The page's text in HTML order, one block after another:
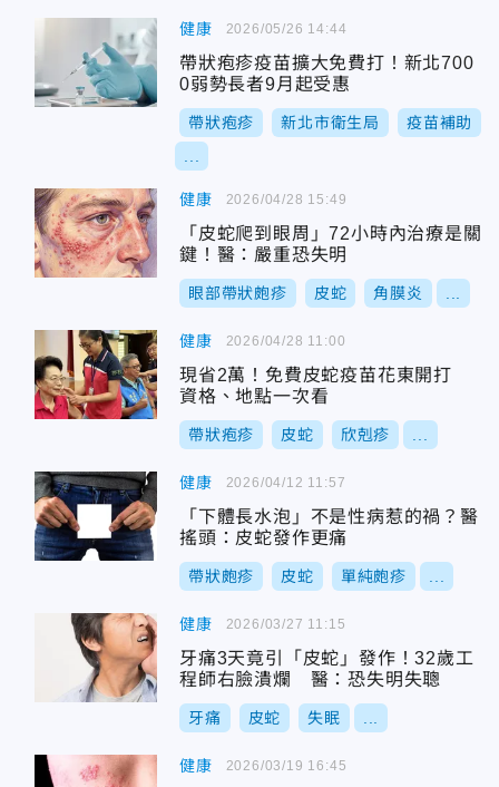
健康
帶狀疱疹疫苗擴大免費打！新北700
0弱勢長者9月起受惠
帶狀疱疹 新北市衛生局 疫苗補助
2026/05/26 14:44
健康
「皮蛇爬到眼周」72小時內治療是關
鍵！醫：嚴重恐失明
眼部帶狀皰疹 皮蛇 角膜炎
2026/04/28 15:49
健康
現省2萬！免費皮蛇疫苗花東開打
資格、地點一次看
帶狀疱疹 皮蛇 欣剋疹
2026/04/28 11:00
健康
「下體長水泡」不是性病惹的禍？醫
搖頭：皮蛇發作更痛
帶狀皰疹 皮蛇 單純皰疹
2026/04/12 11:57
健康
牙痛3天竟引「皮蛇」發作！32歲工
程師右臉潰爛 醫：恐失明失聰
牙痛 皮蛇 失眠
2026/03/27 11:15
健康 2026/03/19 16:45